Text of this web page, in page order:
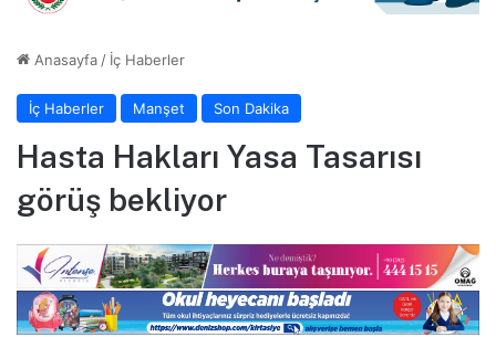
Anasayfa / İç Haberler
İç Haberler Manşet Son Dakika
Hasta Hakları Yasa Tasarısı
görüş bekliyor